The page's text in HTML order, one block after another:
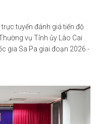
tuyến đánh giá tiến độ
vụ Tỉnh ủy Lào Cai
gia Sa Pa giai đoạn 2026 -